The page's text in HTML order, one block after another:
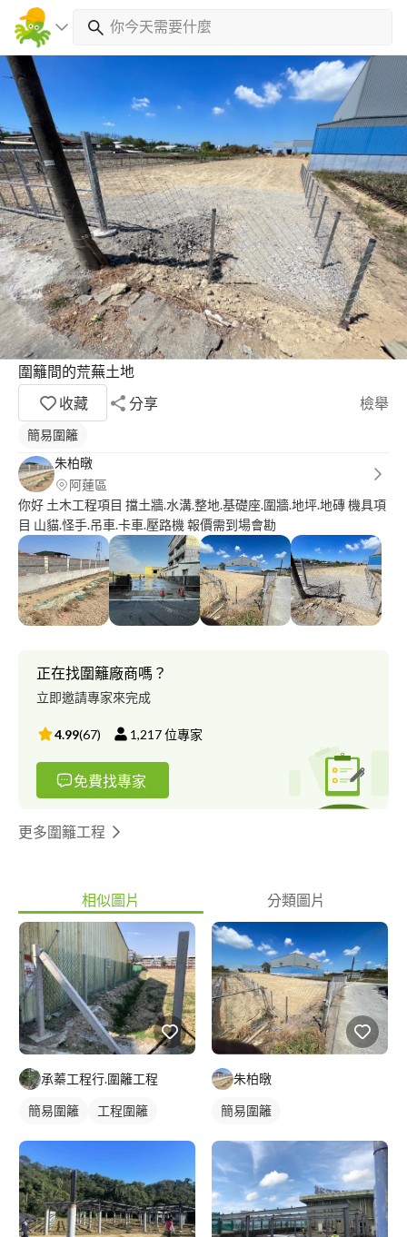
圍籬間的荒蕪土地
收藏
分享 檢舉
簡易圍籬
朱柏暾
阿蓮區
你好 土木工程項目 擋土牆.水溝.整地.基礎座.圍牆.地坪.地磚 機具項
目 山貓.怪手.吊車.卡車.壓路機 報價需到場會勘
正在找圍籬廠商嗎？
立即邀請專家來完成
4.99(67) 1,217位專家
免費找專家
更多圍籬工程
相似圖片 分類圖片
承蓁工程行.圍籬工程
簡易圍籬 工程圍籬
朱柏暾
簡易圍籬